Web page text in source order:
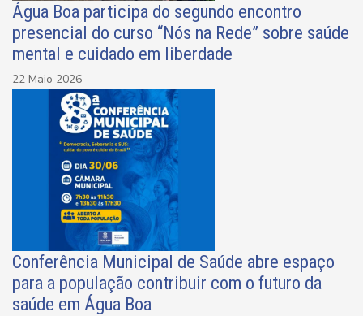
Água Boa participa do segundo encontro
presencial do curso “Nós na Rede” sobre saúde
mental e cuidado em liberdade
22 Maio 2026
Conferência Municipal de Saúde abre espaço
para a população contribuir com o futuro da
saúde em Água Boa